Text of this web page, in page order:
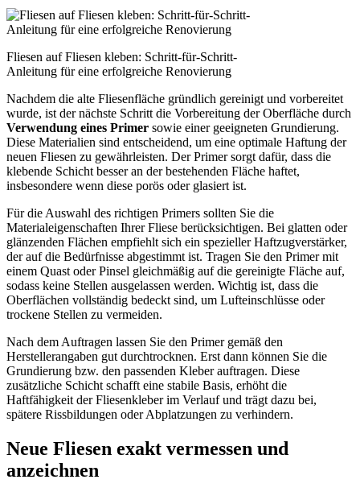
Fliesen auf Fliesen kleben: Schritt-für-Schritt-
Anleitung für eine erfolgreiche Renovierung
Nachdem die alte Fliesenfläche gründlich gereinigt und vorbereitet
wurde, ist der nächste Schritt die Vorbereitung der Oberfläche durch
Verwendung eines Primer sowie einer geeigneten Grundierung.
Diese Materialien sind entscheidend, um eine optimale Haftung der
neuen Fliesen zu gewährleisten. Der Primer sorgt dafür, dass die
klebende Schicht besser an der bestehenden Fläche haftet,
insbesondere wenn diese porös oder glasiert ist.
Für die Auswahl des richtigen Primers sollten Sie die
Materialeigenschaften Ihrer Fliese berücksichtigen. Bei glatten oder
glänzenden Flächen empfiehlt sich ein spezieller Haftzugverstärker,
der auf die Bedürfnisse abgestimmt ist. Tragen Sie den Primer mit
einem Quast oder Pinsel gleichmäßig auf die gereinigte Fläche auf,
sodass keine Stellen ausgelassen werden. Wichtig ist, dass die
Oberflächen vollständig bedeckt sind, um Lufteinschlüsse oder
trockene Stellen zu vermeiden.
Nach dem Auftragen lassen Sie den Primer gemäß den
Herstellerangaben gut durchtrocknen. Erst dann können Sie die
Grundierung bzw. den passenden Kleber auftragen. Diese
zusätzliche Schicht schafft eine stabile Basis, erhöht die
Haftfähigkeit der Fliesenkleber im Verlauf und trägt dazu bei,
spätere Rissbildungen oder Abplatzungen zu verhindern.
Neue Fliesen exakt vermessen und
anzeichnen